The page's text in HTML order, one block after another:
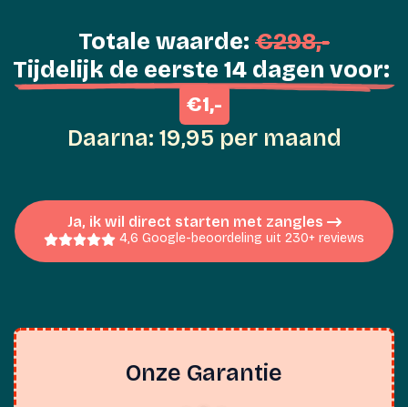
Een betrokken community van
2000+ zangers & zangeressen
(onbetaalbaar ;)
elkaar gemotiveerd om door te gaan.
Totale waarde:€298,-
Tijdelijk de eerste 14 dagen voor: